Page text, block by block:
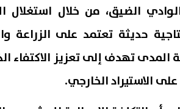
الضيق، من خلال استغلال
حديثة تعتمد على الزراعة
المدى تهدف إلى تعزيز الاكتفاء
على الاستيراد الخارجي.